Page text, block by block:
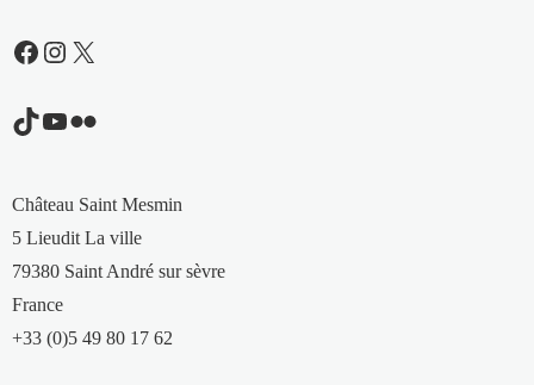
Facebook
Instagram
X
TikTok
YouTube
Flickr
Château Saint Mesmin
5 Lieudit La ville
79380 Saint André sur sèvre
France
+33 (0)5 49 80 17 62